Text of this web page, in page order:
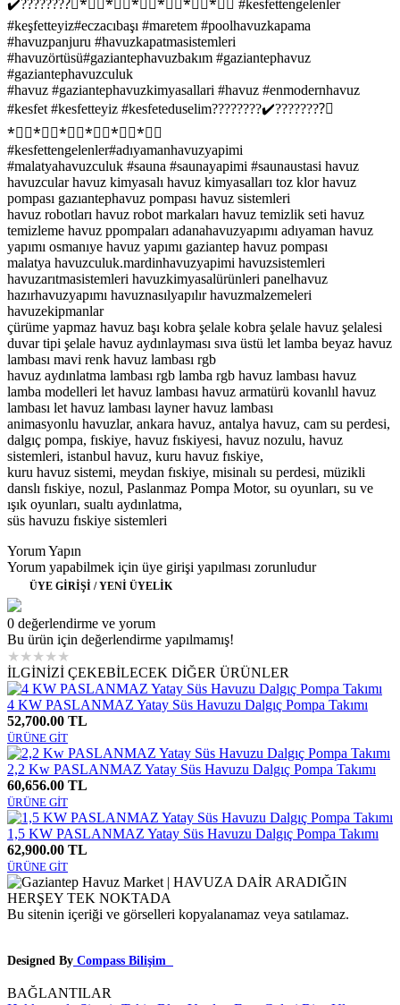
✔️????????⃣*⃣⃣*⃣⃣*⃣⃣*⃣⃣*⃣⃣*⃣⃣ #kesfettengelenler
#keşfetteyiz#eczacıbaşı #maretem #poolhavuzkapama
#havuzpanjuru #havuzkapatmasistemleri
#havuzörtüsü#gaziantephavuzbakım #gaziantephavuz
#gaziantephavuzculuk
#havuz #gaziantephavuzkimyasallari #havuz #enmodernhavuz
#kesfet #kesfetteyiz #kesfeteduselim????????✔️????????⃣
*⃣⃣*⃣⃣*⃣⃣*⃣⃣*⃣⃣*⃣⃣
#kesfettengelenler#adıyamanhavuzyapimi
#malatyahavuzculuk #sauna #saunayapimi #saunaustasi havuz
havuzcular havuz kimyasalı havuz kimyasalları toz klor havuz
pompası gazıantephavuz pompası havuz sistemleri
havuz robotları havuz robot markaları havuz temizlik seti havuz
temizleme havuz ppompaları adanahavuzyapımı adıyaman havuz
yapımı osmanıye havuz yapımı gaziantep havuz pompası
malatya havuzculuk.mardinhavuzyapimi havuzsistemleri
havuzarıtmasistemleri havuzkimyasalürünleri panelhavuz
hazırhavuzyapımı havuznasılyapılır havuzmalzemeleri
havuzekipmanlar
çürüme yapmaz havuz başı kobra şelale kobra şelale havuz şelalesi
duvar tipi şelale havuz aydınlayması sıva üstü let lamba beyaz havuz
lambası mavi renk havuz lambası rgb
havuz aydınlatma lambası rgb lamba rgb havuz lambası havuz
lamba modelleri let havuz lambası havuz armatürü kovanlıl havuz
lambası let havuz lambası layner havuz lambası
animasyonlu havuzlar, ankara havuz, antalya havuz, cam su perdesi,
dalgıç pompa, fıskiye, havuz fıskiyesi, havuz nozulu, havuz
sistemleri, istanbul havuz, kuru havuz fıskiye,
kuru havuz sistemi, meydan fıskiye, misinalı su perdesi, müzikli
danslı fıskiye, nozul, Paslanmaz Pompa Motor, su oyunları, su ve
ışık oyunları, sualtı aydınlatma,
süs havuzu fıskiye sistemleri
Yorum Yapın
Yorum yapabilmek için üye girişi yapılması zorunludur
ÜYE GİRİŞİ / YENİ ÜYELİK
0 değerlendirme ve yorum
Bu ürün için değerlendirme yapılmamış!
★★★★★
İLGİNİZİ ÇEKEBİLECEK DİĞER ÜRÜNLER
4 KW PASLANMAZ Yatay Süs Havuzu Dalgıç Pompa Takımı
52,700.00 TL
ÜRÜNE GİT
2,2 Kw PASLANMAZ Yatay Süs Havuzu Dalgıç Pompa Takımı
60,656.00 TL
ÜRÜNE GİT
1,5 KW PASLANMAZ Yatay Süs Havuzu Dalgıç Pompa Takımı
62,900.00 TL
ÜRÜNE GİT
Bu sitenin içeriği ve görselleri kopyalanamaz veya satılamaz.
Designed By Compass Bilişim
BAĞLANTILAR